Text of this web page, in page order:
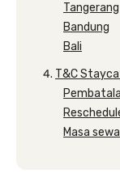
Tangerang
Bandung
Bali
T&C
Masa sewa